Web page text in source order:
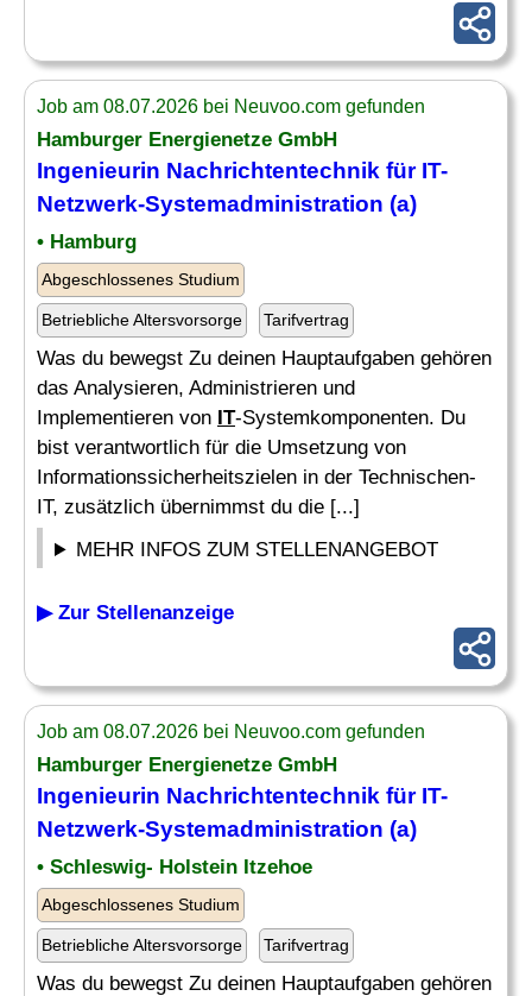
Job am 08.07.2026 bei Neuvoo.com gefunden
Hamburger Energienetze GmbH
Ingenieurin Nachrichtentechnik für IT-
Netzwerk-Systemadministration (a)
• Hamburg
Abgeschlossenes Studium
Betriebliche Altersvorsorge Tarifvertrag
Was du bewegst Zu deinen Hauptaufgaben gehören
das Analysieren, Administrieren und
Implementieren von IT-Systemkomponenten. Du
bist verantwortlich für die Umsetzung von
Informationssicherheitszielen in der Technischen-
IT, zusätzlich übernimmst du die [...]
MEHR INFOS ZUM STELLENANGEBOT
▶ Zur Stellenanzeige
Job am 08.07.2026 bei Neuvoo.com gefunden
Hamburger Energienetze GmbH
Ingenieurin Nachrichtentechnik für IT-
Netzwerk-Systemadministration (a)
• Schleswig- Holstein Itzehoe
Abgeschlossenes Studium
Betriebliche Altersvorsorge Tarifvertrag
Was du bewegst Zu deinen Hauptaufgaben gehören